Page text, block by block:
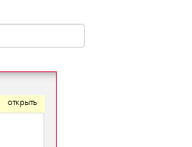
открыть